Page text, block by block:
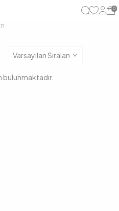
0
bulunmaktadır.